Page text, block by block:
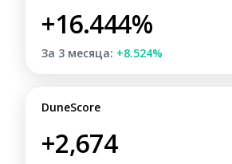
+16.444%
За 3 месяца: +8.524%
DuneScore
+2,674